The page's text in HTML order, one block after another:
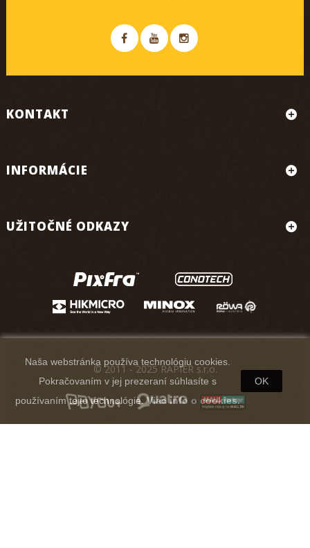
KONTAKT
INFORMÁCIE
UŽITOČNÉ ODKAZY
Naša webstránka používa technológiu cookies.
Pokračovaním v jej prezeraní súhlasíte s
používaním tejto technológie.Viac info o cookies.
OK
© 2011 - 2025 RAPIER s.r.o.